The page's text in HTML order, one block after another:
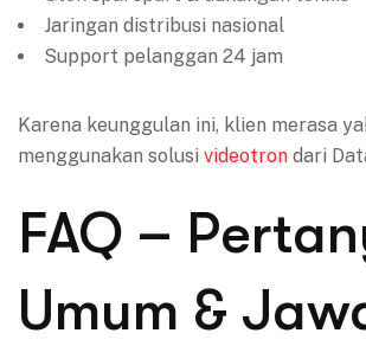
Jaringan distribusi nasional
Support pelanggan 24 jam
Karena keunggulan ini, klien merasa
menggunakan solusi videotron dari
FAQ –
Umum &